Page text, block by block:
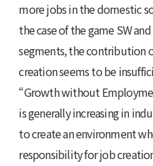
more jobs in the domestic
the case of the game SW
segments, the contribution
creation seems to be
“Growth without
is generally increasing in
to create an environment
responsibility for job